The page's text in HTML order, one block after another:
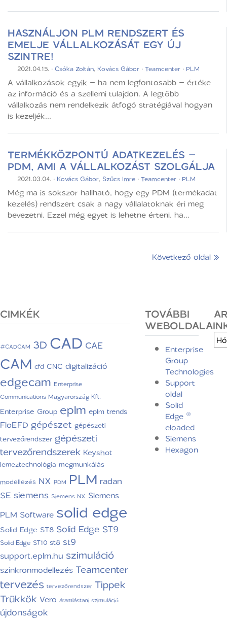
HASZNÁLJON PLM RENDSZERT ÉS
EMELJE VÁLLALKOZÁSÁT EGY ÚJ
SZINTRE!
2021.04.15. ·Csóka Zoltán, Kovács Gábor ·Teamcenter · PLM
A vállalkozások egyik – ha nem legfontosabb – értéke
az információ és a szellemi tulajdon. A legtöbb
vállalkozás nem rendelkezik átfogó stratégiával hogyan
is kezeljék...
TERMÉKKÖZPONTÚ ADATKEZELÉS –
PDM, AMI A VÁLLALKOZÁST SZOLGÁLJA
2021.03.04. · Kovács Gábor, Szűcs Imre ·Teamcenter · PLM
Még ma is sokszor hallható, hogy egy PDM (termékadat
kezelés) rendszert csak a nagy vállalatoknak éri meg
bevezetni. Ezzel még egyet is lehetne érteni, ha...
Következő oldal »
CIMKÉK
#CADCAM 3DCAD CAE
CAM cfd CNC digitalizáció
edgecam Enterprise
Communications Magyarország Kft.
Enterprise Group eplm eplm trends
FloEFD gépészet gépészeti
tervezőrendszer gépészeti
tervezőrendszerek Keyshot
lemeztechnológia megmunkálás
modellezés NX PDM PLM radan
SE siemens Siemens NX Siemens
PLM Software solid edge
Solid Edge ST8 Solid Edge ST9
Solid Edge ST10 st8 st9
support.eplm.hu szimuláció
szinkronmodellezés Teamcenter
tervezés tervezőrendszer Tippek
Trükkök Vero áramlástani szimuláció
újdonságok
TOVÁBBI
Enterprise
Group
Technologies
Support
oldal
Solid
Edge ®
eloaded
Siemens
Hexagon